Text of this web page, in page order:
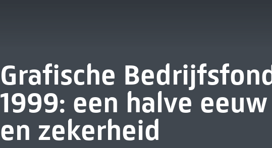
Grafische
1999: een halve
en zekerheid